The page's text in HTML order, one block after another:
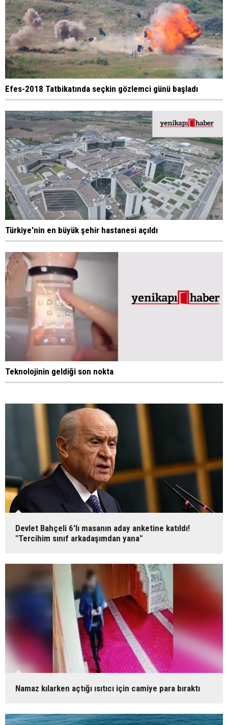
Efes-2018 Tatbikatında seçkin gözlemci günü başladı
Türkiye'nin en büyük şehir hastanesi açıldı
Teknolojinin geldiği son nokta
Devlet Bahçeli 6'lı masanın aday anketine katıldı!
"Tercihim sınıf arkadaşımdan yana"
Namaz kılarken açtığı ısıtıcı için camiye para bıraktı